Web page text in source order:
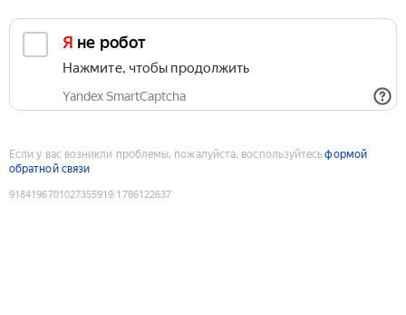
Я не робот
Нажмите, чтобы продолжить
Yandex SmartCaptcha
Если у вас возникли проблемы, пожалуйста, воспользуйтесьформой
обратной связи
9184196701027355919:1786122637